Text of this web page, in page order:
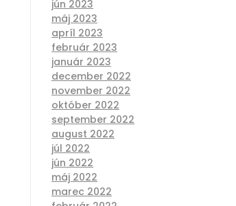
jún 2023
máj 2023
apríl 2023
február 2023
január 2023
december 2022
november 2022
október 2022
september 2022
august 2022
júl 2022
jún 2022
máj 2022
marec 2022